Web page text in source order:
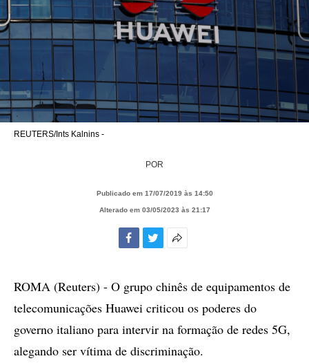
REUTERS/Ints Kalnins -
POR
Publicado em 17/07/2019 às 14:50
Alterado em 03/05/2023 às 21:17
compartilhamento
ROMA (Reuters) - O grupo chinês de equipamentos de
telecomunicações Huawei criticou os poderes do
governo italiano para intervir na formação de redes 5G,
alegando ser vítima de discriminação.